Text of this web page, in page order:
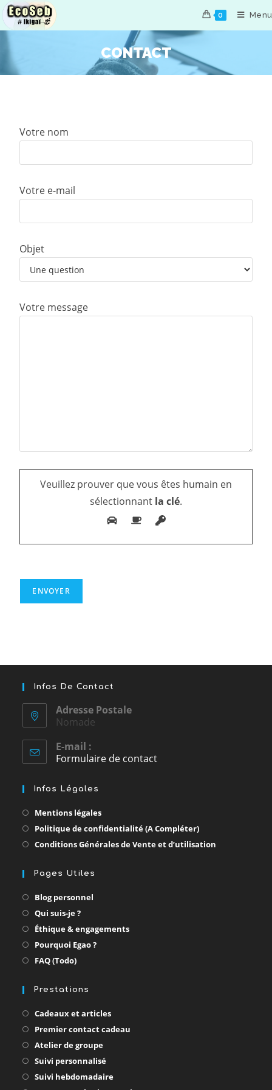
0 Menu
CONTACT
Votre nom
Votre e-mail
Objet
Votre message
Veuillez prouver que vous êtes humain en
sélectionnant la clé.
Infos De Contact
Adresse Postale
Nomade
E-mail :
Formulaire de contact
Infos Légales
Mentions légales
Politique de confidentialité (A Compléter)
Conditions Générales de Vente et d’utilisation
Pages Utiles
Blog personnel
Qui suis-je ?
Éthique & engagements
Pourquoi Egao ?
FAQ (Todo)
Prestations
Cadeaux et articles
Premier contact cadeau
Atelier de groupe
Suivi personnalisé
Suivi hebdomadaire